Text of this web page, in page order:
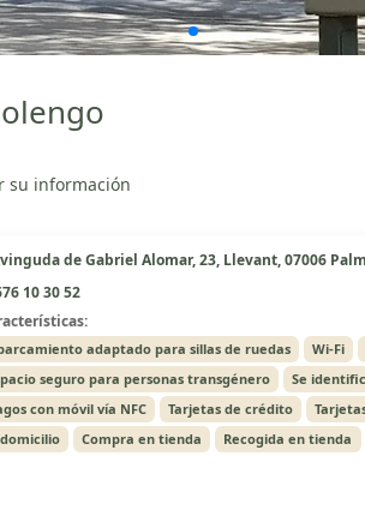
su información
de Gabriel Alomar, 23, Llevant, 07006
10 30 52
adaptado para sillas de ruedas Wi-Fi
seguro para personas transgénero
Se
con móvil vía NFC
Tarjetas de crédito
Compra en tienda Recogida en tienda